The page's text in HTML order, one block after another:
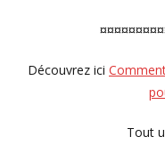
Découvrez ici
Tout